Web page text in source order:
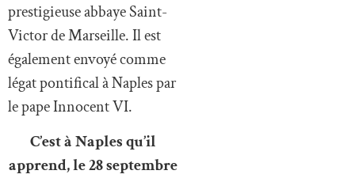
prestigieuse abbaye Saint-
Victor de Marseille. Il est
également envoyé comme
légat pontifical à Naples par
le pape Innocent VI.
C’est à Naples qu’il
apprend, le 28 septembre